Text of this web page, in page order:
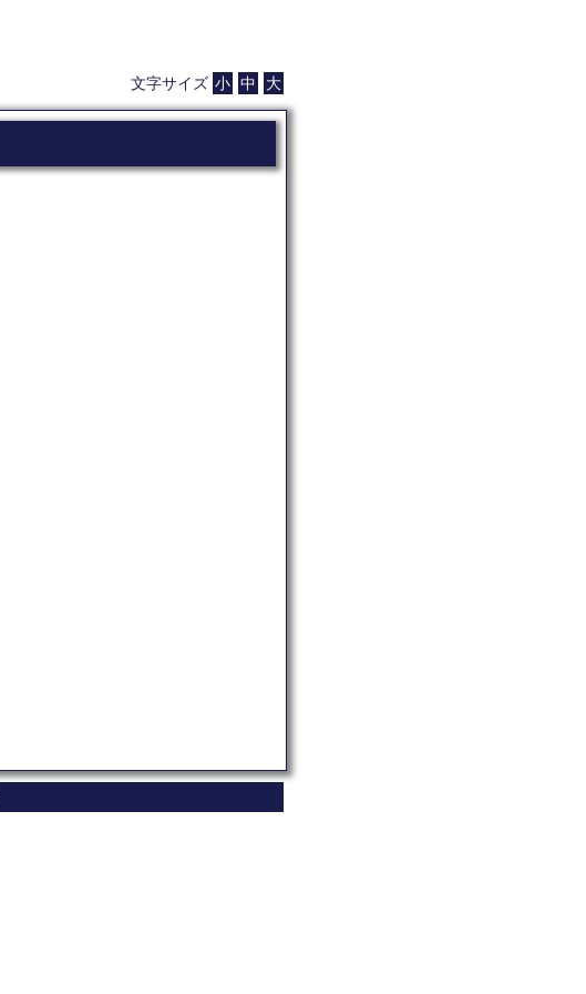
文字サイズ 小 中 大